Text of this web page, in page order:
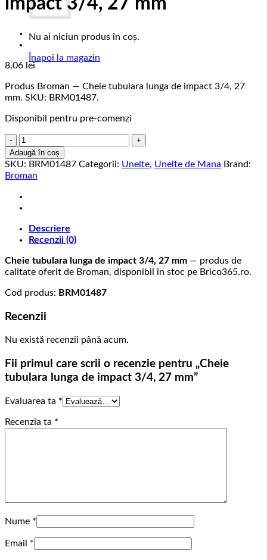
Nu ai niciun produs în coș.
Înapoi la magazin
impact 3/4, 27 mm
8,06 lei
Produs Broman — Cheie tubulara lunga de impact 3/4, 27
mm. SKU: BRM01487.
Disponibil pentru pre-comenzi
Cantitate
Cheie
tubulara
lunga
impact
3/4,
mm
Adaugă în coș
SKU: BRM01487 Categorii: Unelte, Unelte de Mana Brand:
Broman
Descriere
Recenzii (0)
Cheie tubulara lunga de impact 3/4, 27 mm — produs de
calitate oferit de Broman, disponibil în stoc pe Brico365.ro.
Cod produs: BRM01487
Recenzii
Nu există recenzii până acum.
Fii primul care scrii o recenzie pentru „Cheie
tubulara lunga de impact 3/4, 27 mm”
Evaluarea ta *
Recenzia ta *
Nume *
Email *